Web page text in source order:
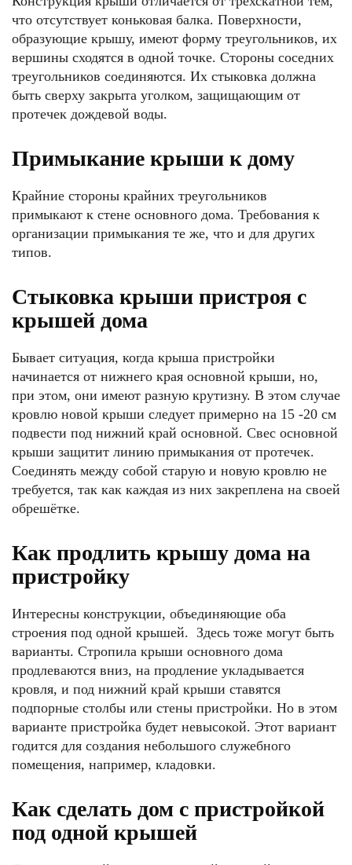
что отсутствует коньковая балка. Поверхности,
образующие крышу, имеют форму треугольников, их
вершины сходятся в одной точке. Стороны соседних
треугольников соединяются. Их стыковка должна
быть сверху закрыта уголком, защищающим от
протечек дождевой воды.
Примыкание крыши к дому
Крайние стороны крайних треугольников
примыкают к стене основного дома. Требования к
организации примыкания те же, что и для других
типов.
Стыковка крыши пристроя с
крышей дома
Бывает ситуация, когда крыша пристройки
начинается от нижнего края основной крыши, но,
при этом, они имеют разную крутизну. В этом случае
кровлю новой крыши следует примерно на 15 -20 см
подвести под нижний край основной. Свес основной
крыши защитит линию примыкания от протечек.
Соединять между собой старую и новую кровлю не
требуется, так как каждая из них закреплена на своей
обрешётке.
Как продлить крышу дома на
пристройку
Интересны конструкции, объединяющие оба
строения под одной крышей. Здесь тоже могут быть
варианты. Стропила крыши основного дома
продлеваются вниз, на продление укладывается
кровля, и под нижний край крыши ставятся
подпорные столбы или стены пристройки. Но в этом
варианте пристройка будет невысокой. Этот вариант
годится для создания небольшого служебного
помещения, например, кладовки.
Как сделать дом с пристройкой
под одной крышей